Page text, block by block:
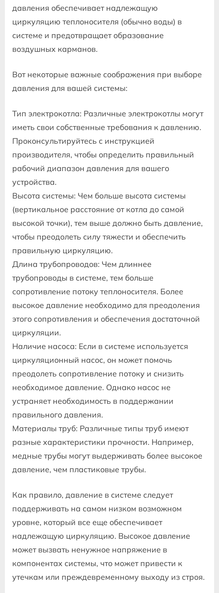
давления обеспечивает надлежащую
циркуляцию теплоносителя (обычно воды) в
системе и предотвращает образование
воздушных карманов.
Вот некоторые важные соображения при выборе
давления для вашей системы:
Тип электрокотла: Различные электрокотлы могут
иметь свои собственные требования к давлению.
Проконсультируйтесь с инструкцией
производителя, чтобы определить правильный
рабочий диапазон давления для вашего
устройства.
Высота системы: Чем больше высота системы
(вертикальное расстояние от котла до самой
высокой точки), тем выше должно быть давление,
чтобы преодолеть силу тяжести и обеспечить
правильную циркуляцию.
Длина трубопроводов: Чем длиннее
трубопроводы в системе, тем больше
сопротивление потоку теплоносителя. Более
высокое давление необходимо для преодоления
этого сопротивления и обеспечения достаточной
циркуляции.
Наличие насоса: Если в системе используется
циркуляционный насос, он может помочь
преодолеть сопротивление потоку и снизить
необходимое давление. Однако насос не
устраняет необходимость в поддержании
правильного давления.
Материалы труб: Различные типы труб имеют
разные характеристики прочности. Например,
медные трубы могут выдерживать более высокое
давление, чем пластиковые трубы.
Как правило, давление в системе следует
поддерживать на самом низком возможном
уровне, который все еще обеспечивает
надлежащую циркуляцию. Высокое давление
может вызвать ненужное напряжение в
компонентах системы, что может привести к
утечкам или преждевременному выходу из строя.